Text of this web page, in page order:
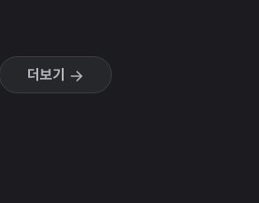
더보기